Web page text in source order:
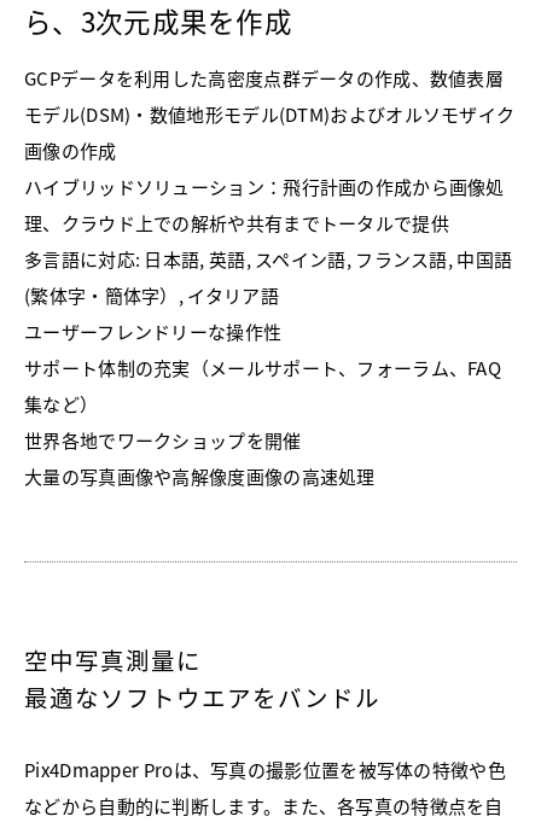
ら、3次元成果を作成
GCPデータを利用した高密度点群データの作成、数値表層
モデル(DSM)・数値地形モデル(DTM)およびオルソモザイク
画像の作成
ハイブリッドソリューション：飛行計画の作成から画像処
理、クラウド上での解析や共有までトータルで提供
多言語に対応: 日本語, 英語, スペイン語, フランス語, 中国語
(繁体字・簡体字）, イタリア語
ユーザーフレンドリーな操作性
サポート体制の充実（メールサポート、フォーラム、FAQ
集など）
世界各地でワークショップを開催
大量の写真画像や高解像度画像の高速処理
空中写真測量に
最適なソフトウエアをバンドル
Pix4Dmapper Proは、写真の撮影位置を被写体の特徴や色
などから自動的に判断します。また、各写真の特徴点を自